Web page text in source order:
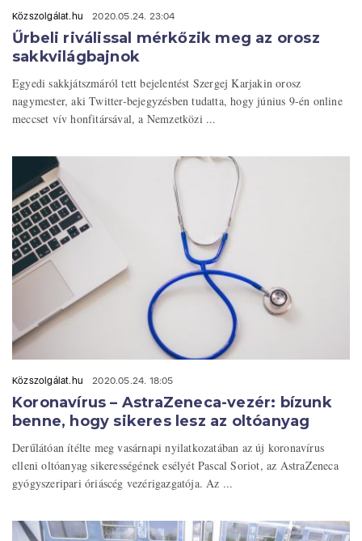
Közszolgálat.hu 2020.05.24. 23:04
Űrbeli riválissal mérkőzik meg az orosz
sakkvilágbajnok
Egyedi sakkjátszmáról tett bejelentést Szergej Karjakin orosz
nagymester, aki Twitter-bejegyzésben tudatta, hogy június 9-én online
meccset vív honfitársával, a Nemzetközi ...
Közszolgálat.hu 2020.05.24. 18:05
Koronavírus – AstraZeneca-vezér: bízunk
benne, hogy sikeres lesz az oltóanyag
Derűlátóan ítélte meg vasárnapi nyilatkozatában az új koronavírus
elleni oltóanyag sikerességének esélyét Pascal Soriot, az AstraZeneca
gyógyszeripari óriáscég vezérigazgatója. Az ...